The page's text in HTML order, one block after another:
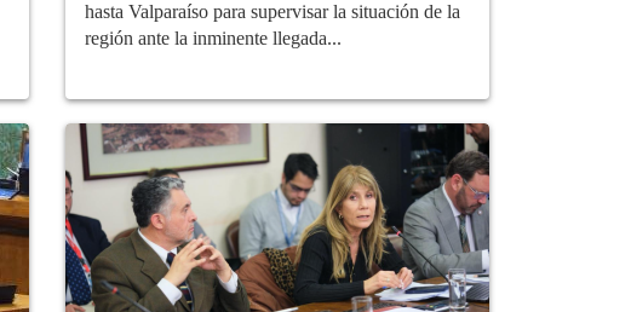
hasta Valparaíso para supervisar la situación de la
región ante la inminente llegada...